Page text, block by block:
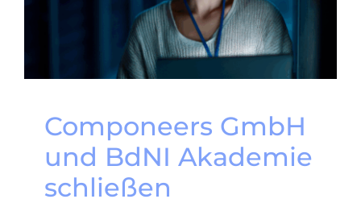
Componeers GmbH
und BdNI Akademie
schließen